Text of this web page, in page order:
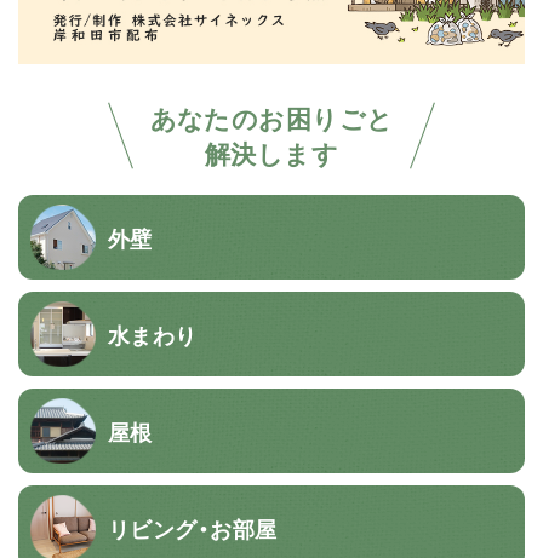
あなたのお困りごと
解決します
外壁
水まわり
屋根
リビング・お部屋